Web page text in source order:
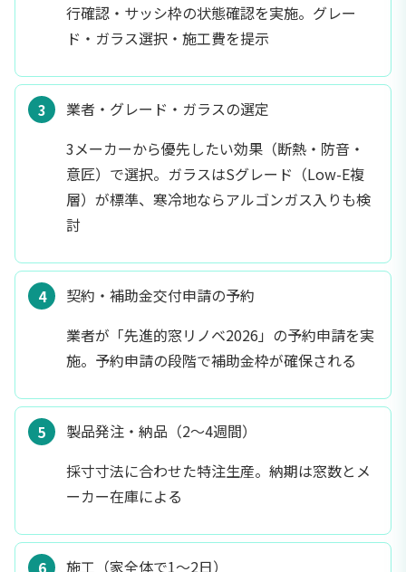
行確認・サッシ枠の状態確認を実施。グレー
ド・ガラス選択・施工費を提示
業者・グレード・ガラスの選定
3メーカーから優先したい効果（断熱・防音・
意匠）で選択。ガラスはSグレード（Low-E複
層）が標準、寒冷地ならアルゴンガス入りも検
討
契約・補助金交付申請の予約
業者が「先進的窓リノベ2026」の予約申請を実
施。予約申請の段階で補助金枠が確保される
製品発注・納品（2〜4週間）
採寸寸法に合わせた特注生産。納期は窓数とメ
ーカー在庫による
施工（家全体で1〜2日）